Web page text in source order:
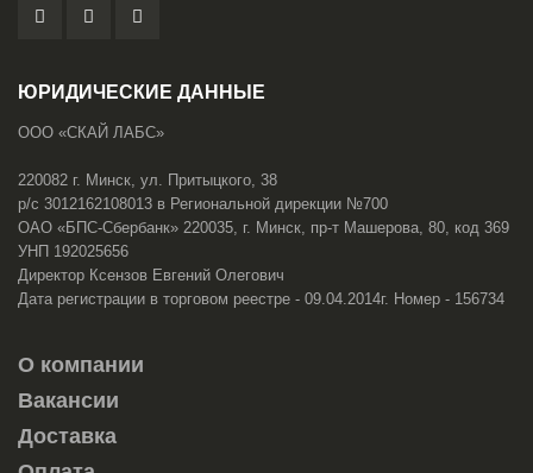
ЮРИДИЧЕСКИЕ ДАННЫЕ
ООО «СКАЙ ЛАБС»
220082 г. Минск, ул. Притыцкого, 38
р/с 3012162108013 в Региональной дирекции №700
ОАО «БПС-Сбербанк» 220035, г. Минск, пр-т Машерова, 80, код 369
УНП 192025656
Директор Ксензов Евгений Олегович
Дата регистрации в торговом реестре - 09.04.2014г. Номер - 156734
О компании
Вакансии
Доставка